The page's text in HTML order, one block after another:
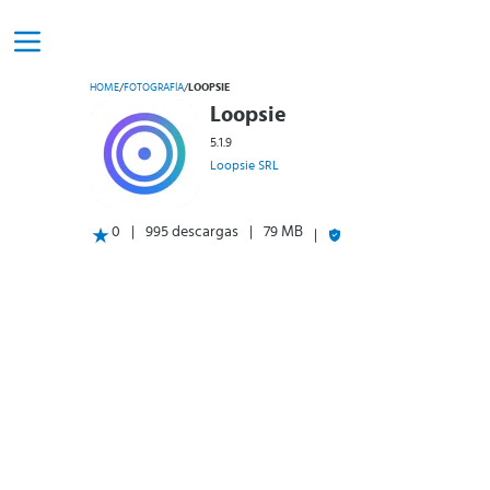
HOME/FOTOGRAFÍA/ LOOPSIE
Loopsie
5.1.9
Loopsie SRL
0 995 descargas 79 MB